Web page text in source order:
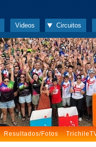
Videos Circuitos
Resultados/Fotos